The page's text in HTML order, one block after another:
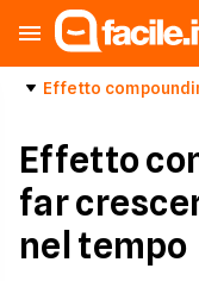
Effetto
Effetto
far
nel tempo